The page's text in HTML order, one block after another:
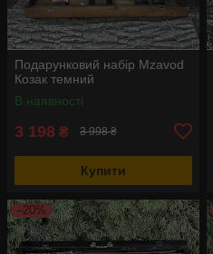
Подарунковий набір Mzavod
Козак темний
В наявності
3 198 ₴ 3 998 ₴
Купити
–20%